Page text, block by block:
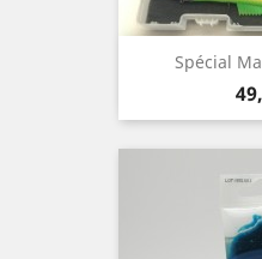
Spécial